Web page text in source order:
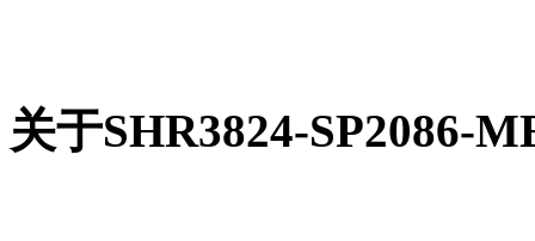
关于SHR3824-SP2086-